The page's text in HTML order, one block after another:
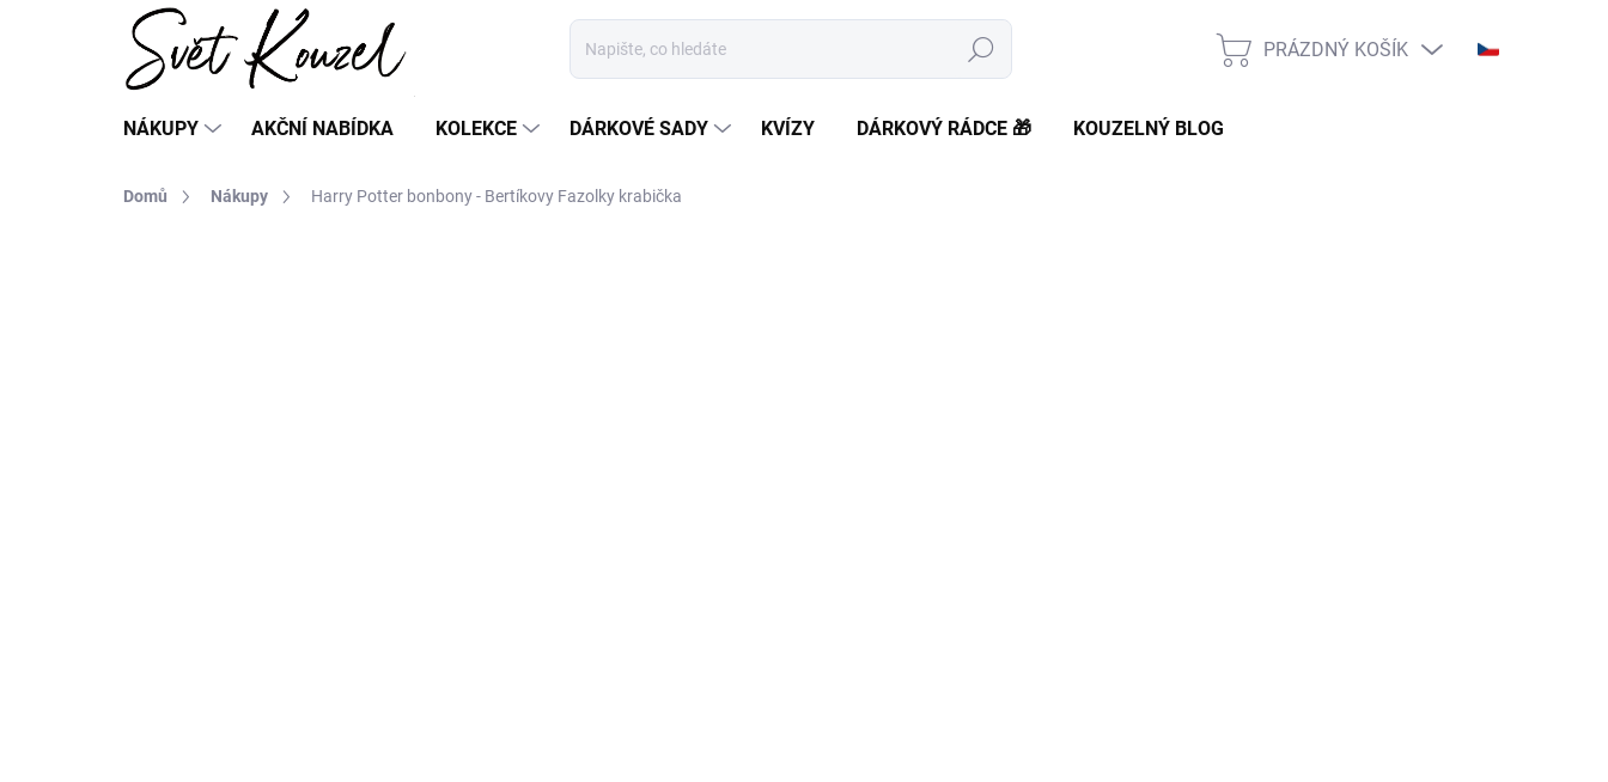
Hledat
NÁKUPNÍ
PRÁZDNÝ KOŠÍK
NÁKUPY AKČNÍ NABÍDKA KOLEKCE DÁRKOVÉ SADY KVÍZY DÁRKOVÝ RÁDCE 🎁 KOUZELNÝ BLOG
Domů Nákupy Harry Potter bonbony - Bertíkovy Fazolky krabička